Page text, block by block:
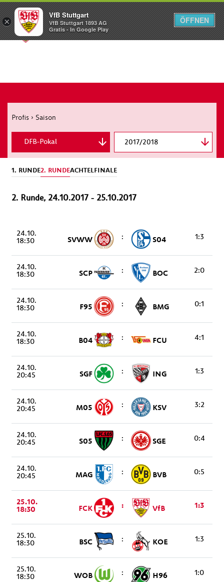
Menü
Profis › Saison
2017/2018
Bundesliga
DFB-Pokal
1. RUNDE2. RUNDEACHTELFINALE
2. Runde, 24.10.2017 - 25.10.2017
24.10.
18:30 SVWW : S04 1:3
24.10.
18:30 SCP : BOC 2:0
24.10.
18:30 F95 : BMG 0:1
24.10.
18:30 B04 : FCU 4:1
24.10.
20:45 SGF : ING 1:3
24.10.
20:45 M05 : KSV 3:2
24.10.
20:45 S05 : SGE 0:4
24.10.
20:45 MAG : BVB 0:5
25.10.
18:30 FCK : VfB 1:3
25.10.
18:30 BSC : KOE 1:3
25.10.
18:30 WOB : H96 1:0
×
VfB Stuttgart
VfB Stuttgart 1893 AG
Gratis - In Google Play
ÖFFNEN